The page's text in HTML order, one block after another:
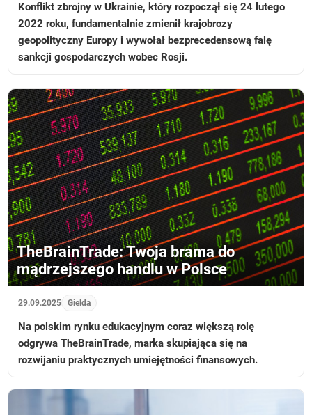
Konflikt zbrojny w Ukrainie, który rozpoczął się 24 lutego
2022 roku, fundamentalnie zmienił krajobrozy
geopolityczny Europy i wywołał bezprecedensową falę
sankcji gospodarczych wobec Rosji.
TheBrainTrade: Twoja brama do
mądrzejszego handlu w Polsce
29.09.2025 Gielda
Na polskim rynku edukacyjnym coraz większą rolę
odgrywa TheBrainTrade, marka skupiająca się na
rozwijaniu praktycznych umiejętności finansowych.